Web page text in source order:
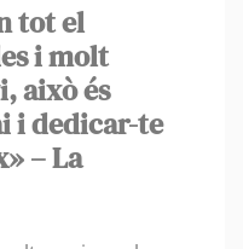
tot el
i molt
això és
i dedicar-te
– La